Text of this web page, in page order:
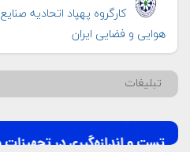
کارگروه پهپاد اتحادیه صنایع
هوایی و فضایی ایران
تبلیغات